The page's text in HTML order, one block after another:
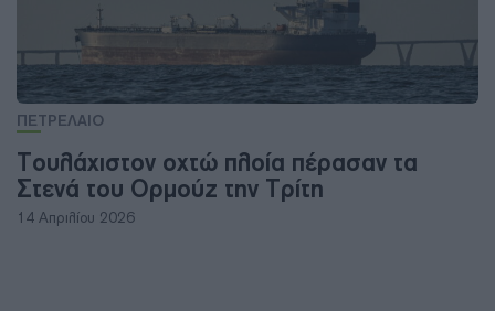
ΠΕΤΡΕΛΑΙΟ
Τουλάχιστον οχτώ πλοία πέρασαν τα
Στενά του Ορμούζ την Τρίτη
14 Απριλίου 2026